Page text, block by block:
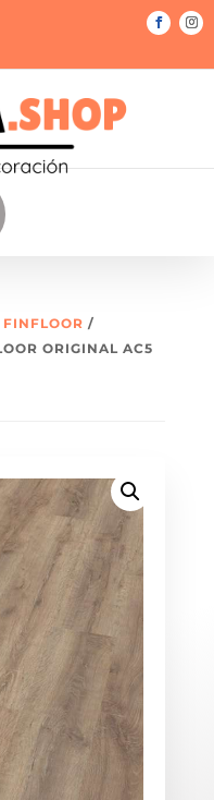
FINFLOOR /
ORIGINAL AC5